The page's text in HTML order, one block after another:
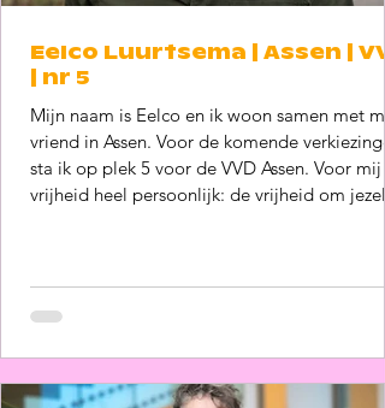
Eelco Luurtsema | Assen |
| nr 5
Mijn naam is Eelco en ik woon samen met
vriend in Assen. Voor de komende
sta ik op plek 5 voor de VVD Assen. Voor mij
vrijheid heel persoonlijk: de vrijheid om jezelf
avond uit is geen luxe, het is een
basisvoorwaarde. In het verleden heb ik mij
bestuurslid ingez